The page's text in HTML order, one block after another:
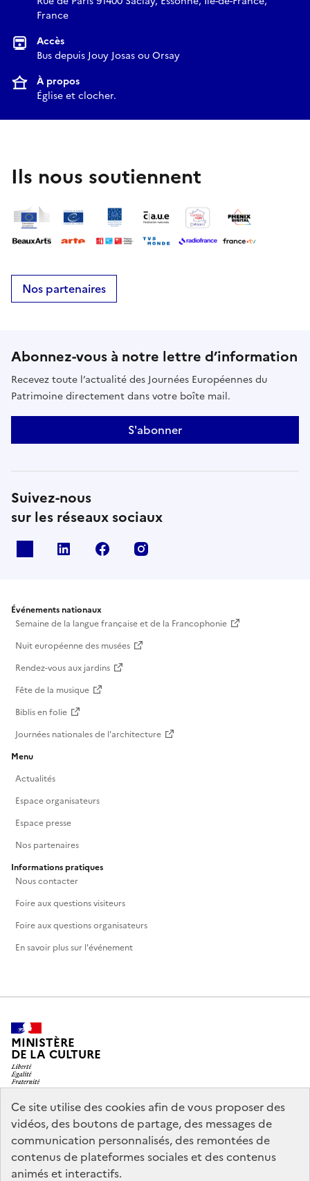
Ce site utilise des cookies afin de vous proposer des
vidéos, des boutons de partage, des messages de
communication personnalisés, des remontées de
contenus de plateformes sociales et des contenus
animés et interactifs.
France
Accès
Bus depuis Jouy Josas ou Orsay
À propos
Église et clocher.
Ils nous soutiennent
Nos partenaires
Abonnez-vous à notre lettre d’information
Recevez toute l’actualité des Journées Européennes du
Patrimoine directement dans votre boîte mail.
S'abonner
Suivez-nous
sur les réseaux sociaux
Linkedin Facebook
Événements nationaux
Semaine de la langue française et de la Francophonie
Nuit européenne des musées
Rendez-vous aux jardins
Fête de la musique
Biblis en folie
Journées nationales de l'architecture
Menu
Actualités
Espace organisateurs
Espace presse
Nos partenaires
Informations pratiques
Nous contacter
Foire aux questions visiteurs
Foire aux questions organisateurs
En savoir plus sur l'événement
MINISTÈRE
DE LA CULTURE
legifrance.gouv.fr
info.gouv.fr
service-public.gouv.fr
data.gouv.fr